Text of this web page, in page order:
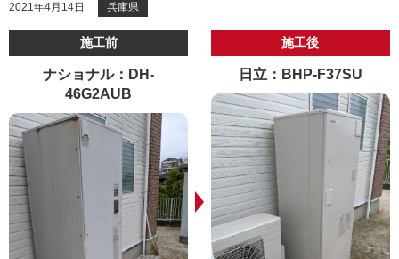
2021年4月14日 兵庫県
施工前
ナショナル：DH-
46G2AUB
施工後
日立：BHP-F37SU